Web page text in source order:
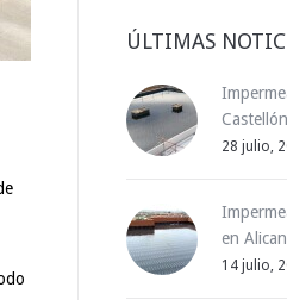
ÚLTIMAS
28 julio,
en
14 julio,